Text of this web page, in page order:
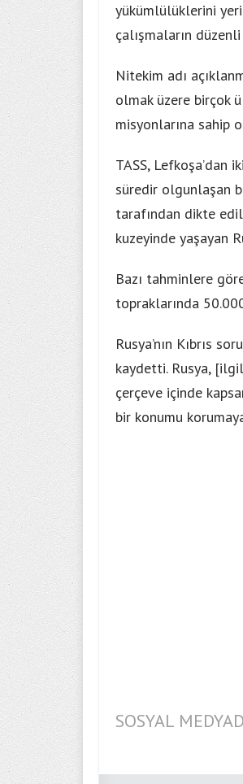
yükümlülüklerini
çalışmaların
Nitekim adı
olmak üzere birçok
misyonlarına sahip
TASS, Lefkoşa’dan
süredir olgunlaşan
tarafından dikte
kuzeyinde yaşayan
Bazı tahminlere
topraklarında
Rusya’nın Kıbrıs
kaydetti. Rusya,
çerçeve içinde
bir konumu
SOSYAL